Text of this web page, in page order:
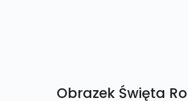
Obrazek Święta